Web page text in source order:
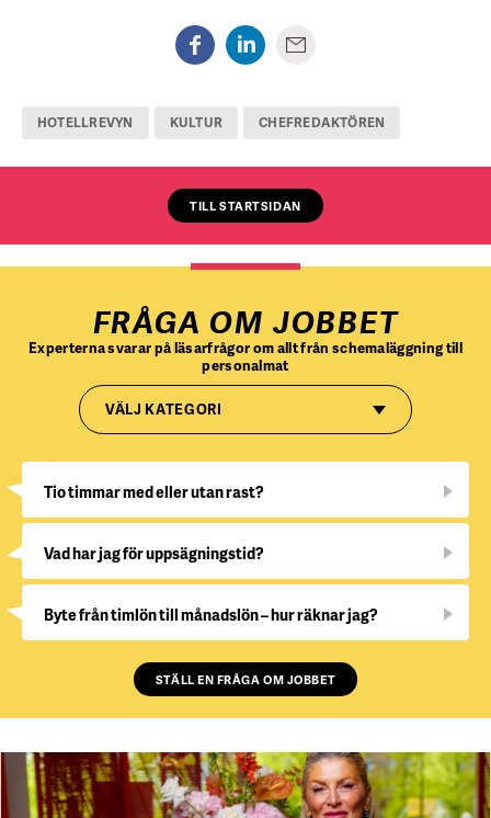
HOTELLREVYN KULTUR CHEFREDAKTÖREN
TILL STARTSIDAN
FRÅGA OM JOBBET
Experterna svarar på läsarfrågor om allt från schemaläggning till
personalmat
VÄLJ KATEGORI
Tio timmar med eller utan rast?
Vad har jag för uppsägningstid?
Byte från timlön till månadslön – hur räknar jag?
STÄLL EN FRÅGA OM JOBBET